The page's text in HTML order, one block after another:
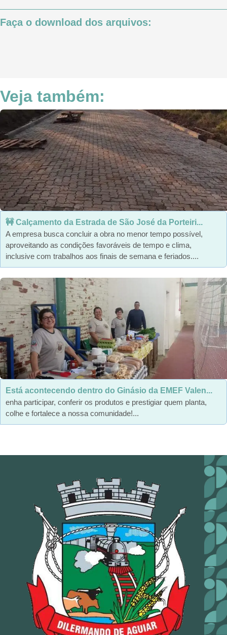
Faça o download dos arquivos:
Veja também:
🚧 Calçamento da Estrada de São José da Porteiri...
A empresa busca concluir a obra no menor tempo possível,
aproveitando as condições favoráveis de tempo e clima,
inclusive com trabalhos aos finais de semana e feriados....
Está acontecendo dentro do Ginásio da EMEF Valen...
enha participar, conferir os produtos e prestigiar quem planta,
colhe e fortalece a nossa comunidade!...